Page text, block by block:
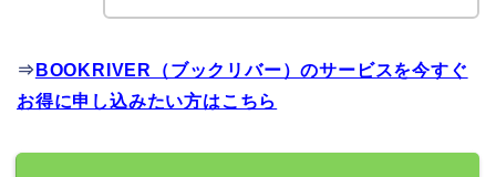
⇒ BOOKRIVER（ブックリバー）のサービスを今すぐ
お得に申し込みたい方はこちら